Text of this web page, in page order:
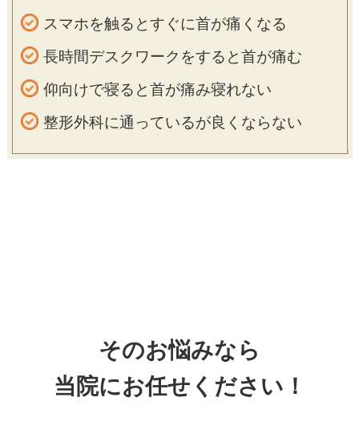
スマホを触るとすぐに首が痛くなる
長時間デスクワークをすると首が痛む
仰向けで寝ると首が痛み寝れない
整形外科に通っているが良くならない
そのお悩みなら
当院にお任せください！